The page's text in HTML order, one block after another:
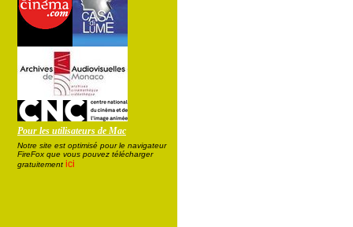
Pour les utilisateurs de Mac
Notre site est optimisé pour le navigateur
FireFox que vous pouvez télécharger
gratuitement ici